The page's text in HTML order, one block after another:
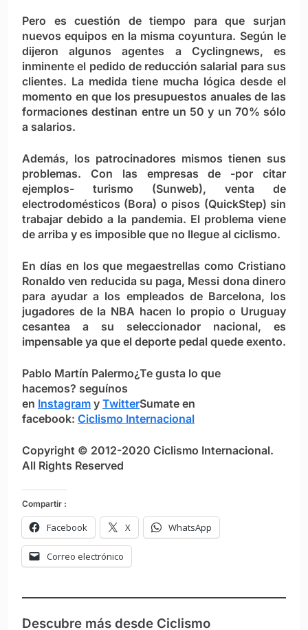
Pero es cuestión de tiempo para que surjan
nuevos equipos en la misma coyuntura. Según le
dijeron algunos agentes a Cyclingnews, es
inminente el pedido de reducción salarial para sus
clientes. La medida tiene mucha lógica desde el
momento en que los presupuestos anuales de las
formaciones destinan entre un 50 y un 70% sólo
a salarios.
Además, los patrocinadores mismos tienen sus
problemas. Con las empresas de -por citar
ejemplos- turismo (Sunweb), venta de
electrodomésticos (Bora) o pisos (QuickStep) sin
trabajar debido a la pandemia. El problema viene
de arriba y es imposible que no llegue al ciclismo.
En días en los que megaestrellas como Cristiano
Ronaldo ven reducida su paga, Messi dona dinero
para ayudar a los empleados de Barcelona, los
jugadores de la NBA hacen lo propio o Uruguay
cesantea a su seleccionador nacional, es
impensable ya que el deporte pedal quede exento.
Pablo Martín Palermo¿Te gusta lo que
hacemos? seguínos
en Instagram y TwitterSumate en
facebook: Ciclismo Internacional
Copyright © 2012-2020 Ciclismo Internacional.
All Rights Reserved
Compartir :
Facebook X WhatsApp
Correo electrónico
Descubre más desde Ciclismo